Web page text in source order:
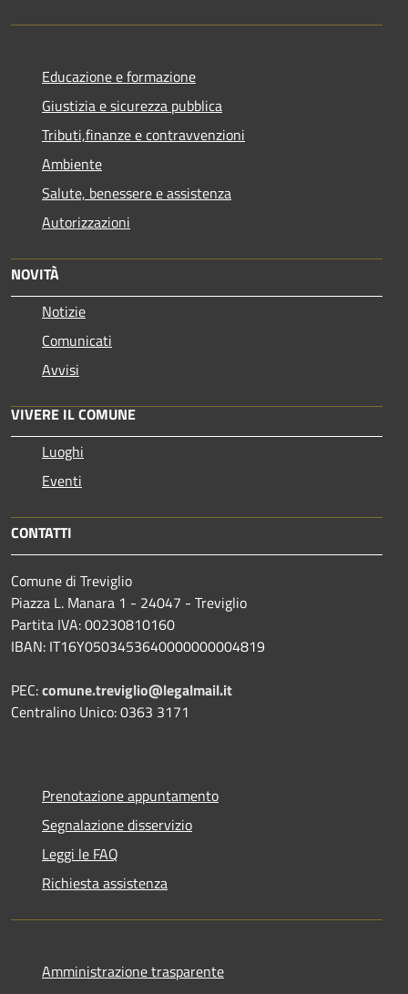
Educazione e formazione
Giustizia e sicurezza pubblica
Tributi,finanze e contravvenzioni
Ambiente
Salute, benessere e assistenza
Autorizzazioni
NOVITÀ
Notizie
Comunicati
Avvisi
VIVERE IL COMUNE
Luoghi
Eventi
CONTATTI
Comune di Treviglio
Piazza L. Manara 1 - 24047 - Treviglio
Partita IVA: 00230810160
IBAN: IT16Y0503453640000000004819
PEC:comune.treviglio@legalmail.it
Centralino Unico: 0363 3171
Prenotazione appuntamento
Segnalazione disservizio
Leggi le FAQ
Richiesta assistenza
Amministrazione trasparente